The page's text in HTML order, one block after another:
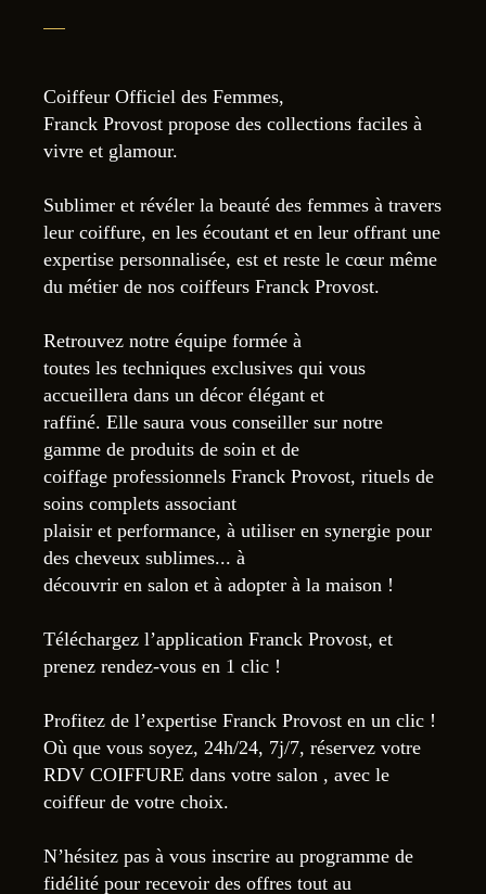
Coiffeur Officiel des Femmes,
Franck Provost propose des collections faciles à
vivre et glamour.
Sublimer et révéler la beauté des femmes à travers
leur coiffure, en les écoutant et en leur offrant une
expertise personnalisée, est et reste le cœur même
du métier de nos coiffeurs Franck Provost.
Retrouvez notre équipe formée à
toutes les techniques exclusives qui vous
accueillera dans un décor élégant et
raffiné. Elle saura vous conseiller sur notre
gamme de produits de soin et de
coiffage professionnels Franck Provost, rituels de
soins complets associant
plaisir et performance, à utiliser en synergie pour
des cheveux sublimes... à
découvrir en salon et à adopter à la maison !
Téléchargez l’application Franck Provost, et
prenez rendez-vous en 1 clic !
Profitez de l’expertise Franck Provost en un clic !
Où que vous soyez, 24h/24, 7j/7, réservez votre
RDV COIFFURE dans votre salon , avec le
coiffeur de votre choix.
N’hésitez pas à vous inscrire au programme de
fidélité pour recevoir des offres tout au